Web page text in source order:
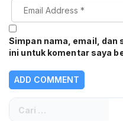
Simpan nama, email, dan
ini untuk komentar saya
Cari
untuk: